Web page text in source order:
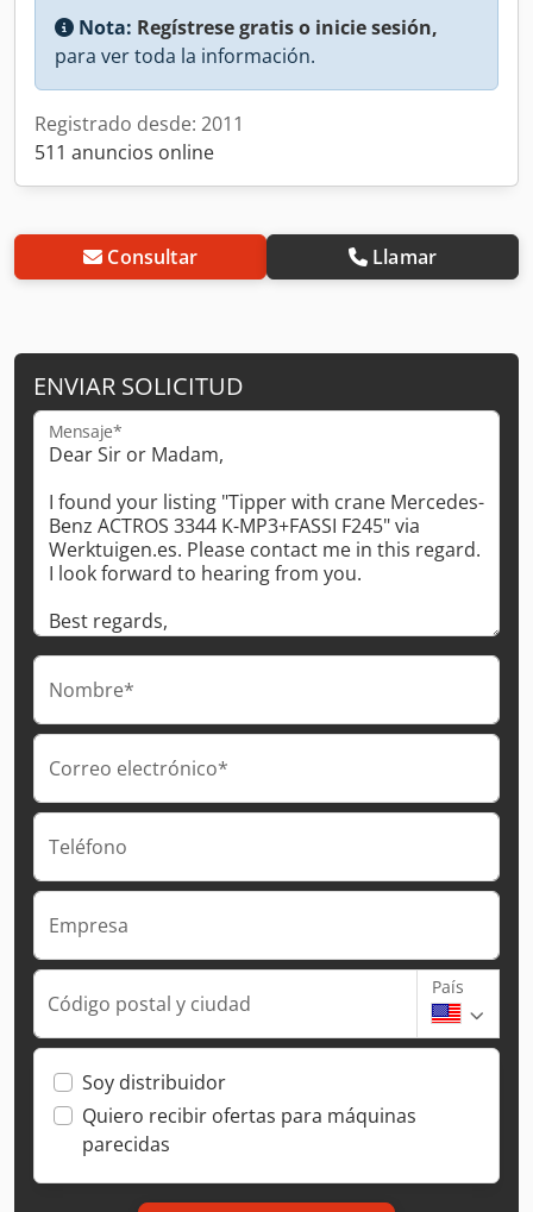
Nota: Regístrese gratis o inicie sesión,
para ver toda la información.
Registrado desde: 2011
511 anuncios online
Consultar Llamar
ENVIAR SOLICITUD
Mensaje*
Nombre*
Correo electrónico*
Teléfono
Empresa
Código postal y ciudad
País
Soy distribuidor
Quiero recibir ofertas para máquinas
parecidas